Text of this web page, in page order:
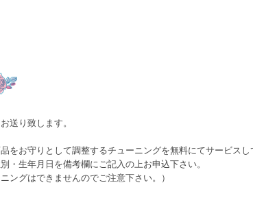
送り致します。
をお守りとして調整するチューニングを無料にてサービスし
・生年月日を備考欄にご記入の上お申込下さい。
ングはできませんのでご注意下さい。）